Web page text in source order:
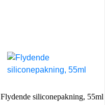
Flydende siliconepakning, 55ml